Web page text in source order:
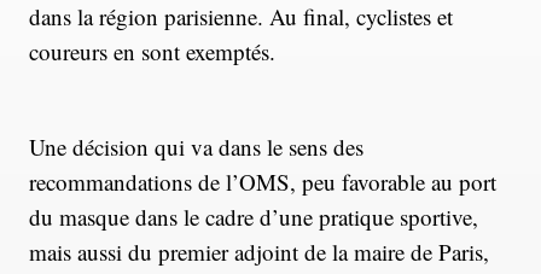
dans la région parisienne. Au final, cyclistes et
coureurs en sont exemptés.
Une décision qui va dans le sens des
recommandations de l’OMS, peu favorable au port
du masque dans le cadre d’une pratique sportive,
mais aussi du premier adjoint de la maire de Paris,